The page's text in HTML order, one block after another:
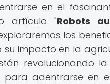
en el
artículo "Robots
los
impacto en la
revolucionando
para adentrarse en